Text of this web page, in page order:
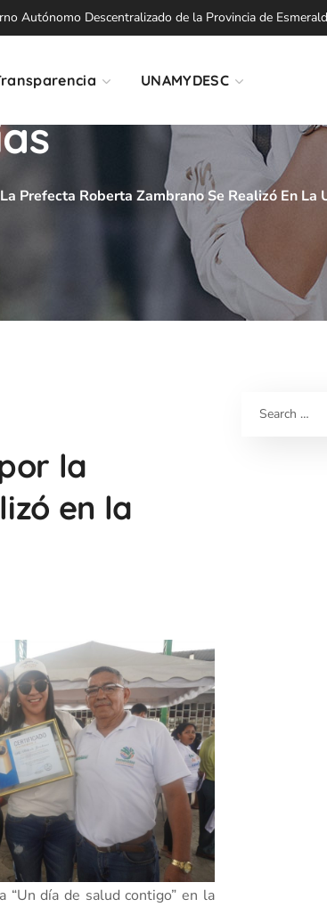
Autónomo Descentralizado de la Provincia de
UNAMYDESC
Prefecta Roberta Zambrano Se Realizó En La
la
en la
“Un día de salud contigo” en la